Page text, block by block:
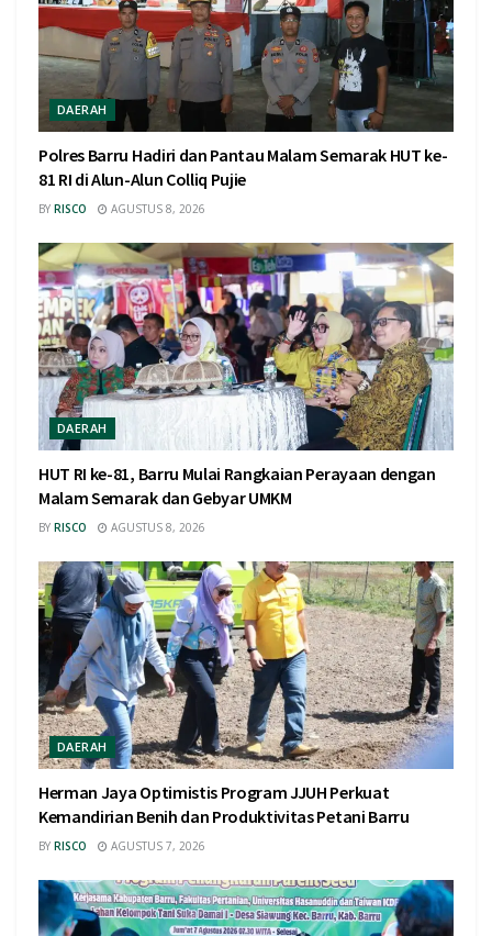
DAERAH
Polres Barru Hadiri dan Pantau Malam Semarak HUT ke-
81 RI di Alun-Alun Colliq Pujie
BY RISCO AGUSTUS 8, 2026
DAERAH
HUT RI ke-81, Barru Mulai Rangkaian Perayaan dengan
Malam Semarak dan Gebyar UMKM
BY RISCO AGUSTUS 8, 2026
DAERAH
Herman Jaya Optimistis Program JJUH Perkuat
Kemandirian Benih dan Produktivitas Petani Barru
BY RISCO AGUSTUS 7, 2026